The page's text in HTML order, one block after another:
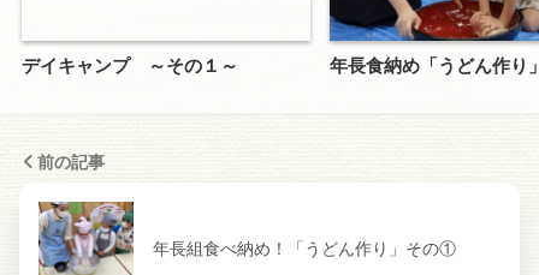
デイキャンプ ～その１～ 年長食納め「うどん作り
前の記事
年長組食べ納め！「うどん作り」その①